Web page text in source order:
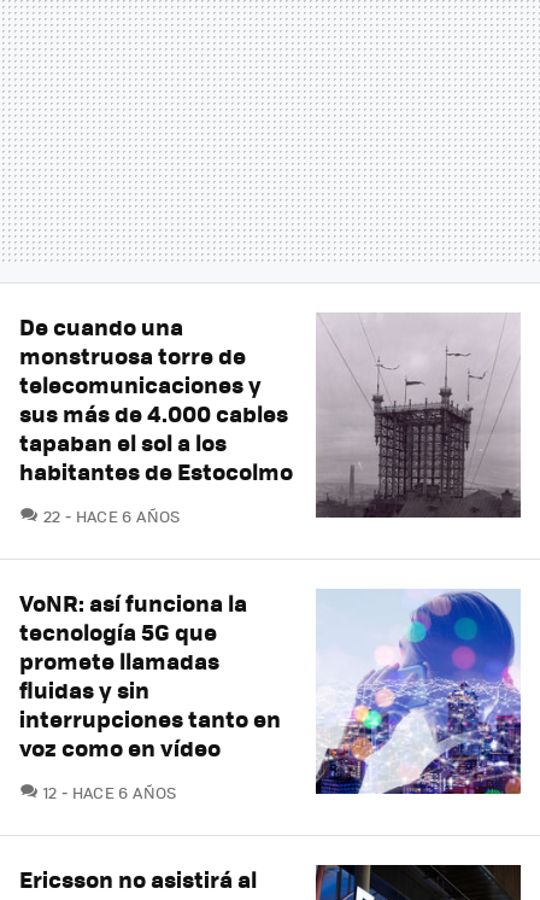
De cuando una
monstruosa torre de
telecomunicaciones y
sus más de 4.000 cables
tapaban el sol a los
habitantes de Estocolmo
22 COMENTARIOS
HACE 6 AÑOS
VoNR: así funciona la
tecnología 5G que
promete llamadas
fluidas y sin
interrupciones tanto en
voz como en vídeo
12 COMENTARIOS
HACE 6 AÑOS
Ericsson no asistirá al